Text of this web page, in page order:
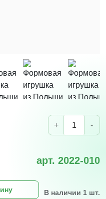
+ -
арт. 2022-010
В наличии 1 шт.